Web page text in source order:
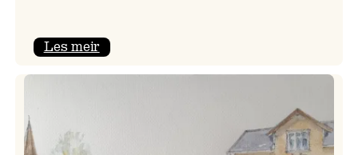
Les meir: